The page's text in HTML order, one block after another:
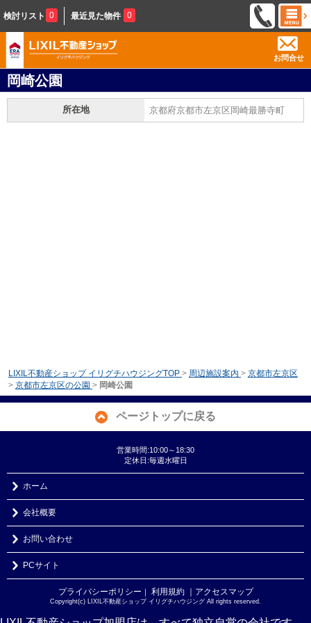
検討リスト 0 最近見た物件 0
お問合せ
岡崎公園
所在地 京都府京都市左京区岡崎最勝寺町
LIXIL不動産ショップ イリグチハウジングTOP > 周辺施設案内 > 京都市左京区
> 京都市左京区の公園 > 岡崎公園
ページトップに戻る
営業時間:10:00～18:30
定休日:毎週水曜日
ホーム
会社概要
お問い合わせ
PCサイト
プライバシーポリシー ｜ 利用規約 ｜アクセスマップ
Copyright(c) LIXIL不動産ショップ イリグチハウジング All rights reserved.